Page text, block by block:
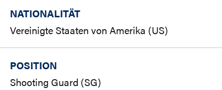
NATIONALITÄT
Vereinigte Staaten von Amerika (US)
POSITION
Shooting Guard (SG)